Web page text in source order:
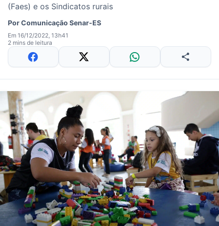
(Faes) e os Sindicatos rurais
PorComunicação Senar-ES
Em 16/12/2022, 13h41
2 mins de leitura